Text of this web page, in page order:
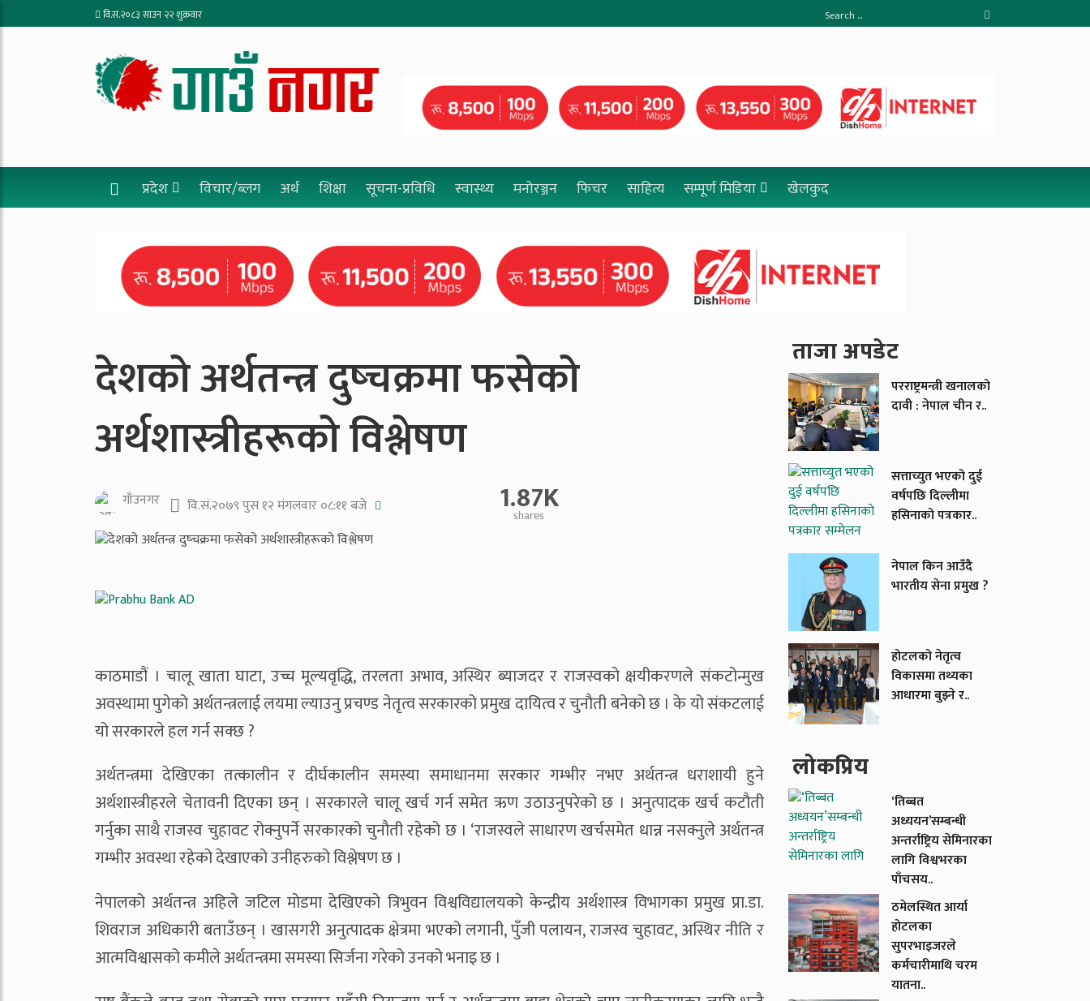
वि.सं.२०८३ साउन २२ शुक्रवार
प्रदेश विचार/ब्लग अर्थ शिक्षा सूचना-प्रविधि स्वास्थ्य मनोरञ्जन फिचर साहित्य सम्पूर्ण मिडिया खेलकुद
देशको अर्थतन्त्र दुष्चक्रमा फसेको
अर्थशास्त्रीहरूको विश्लेषण
गाँउनगर वि.सं.२०७९ पुस १२ मंगलवार ०८:११ बजे 1.87K
shares
काठमाडौं । चालू खाता घाटा, उच्च मूल्यवृद्धि, तरलता अभाव, अस्थिर ब्याजदर र राजस्वको क्षयीकरणले संकटोन्मुख
अवस्थामा पुगेको अर्थतन्त्रलाई लयमा ल्याउनु प्रचण्ड नेतृत्व सरकारको प्रमुख दायित्व र चुनौती बनेको छ । के यो संकटलाई
यो सरकारले हल गर्न सक्छ ?
अर्थतन्त्रमा देखिएका तत्कालीन र दीर्घकालीन समस्या समाधानमा सरकार गम्भीर नभए अर्थतन्त्र धराशायी हुने
अर्थशास्त्रीहरले चेतावनी दिएका छन् । सरकारले चालू खर्च गर्न समेत ऋण उठाउनुपरेको छ । अनुत्पादक खर्च कटौती
गर्नुका साथै राजस्व चुहावट रोक्नुपर्ने सरकारको चुनौती रहेको छ । ‘राजस्वले साधारण खर्चसमेत धान्न नसक्नुले अर्थतन्त्र
गम्भीर अवस्था रहेको देखाएको उनीहरुको विश्लेषण छ ।
नेपालको अर्थतन्त्र अहिले जटिल मोडमा देखिएको त्रिभुवन विश्वविद्यालयको केन्द्रीय अर्थशास्त्र विभागका प्रमुख प्रा.डा.
शिवराज अधिकारी बताउँछन् । खासगरी अनुत्पादक क्षेत्रमा भएको लगानी, पुँजी पलायन, राजस्व चुहावट, अस्थिर नीति र
आत्मविश्वासको कमीले अर्थतन्त्रमा समस्या सिर्जना गरेको उनको भनाइ छ ।
ताजा अपडेट
परराष्ट्रमन्त्री खनालको
दावी : नेपाल चीन र..
सत्ताच्युत भएको दुई
वर्षपछि दिल्लीमा
हसिनाको पत्रकार..
नेपाल किन आउँदै
भारतीय सेना प्रमुख ?
होटलको नेतृत्व
विकासमा तथ्यका
आधारमा बुझ्ने र..
लाेकप्रिय
‘तिब्बत
अध्ययन’सम्बन्धी
अन्तर्राष्ट्रिय सेमिनारका
लागि विश्वभरका
पाँचसय..
ठमेलस्थित आर्या
होटलका
सुपरभाइजरले
कर्मचारीमाथि चरम
यातना..